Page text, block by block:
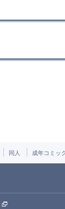
同人 成年コミッ